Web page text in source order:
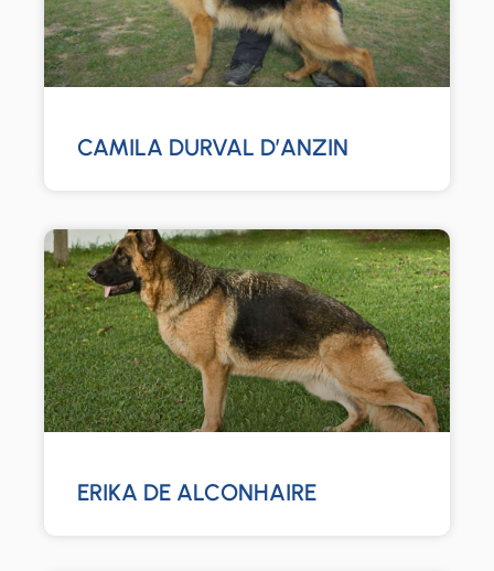
CAMILA DURVAL D’ANZIN
ERIKA DE ALCONHAIRE